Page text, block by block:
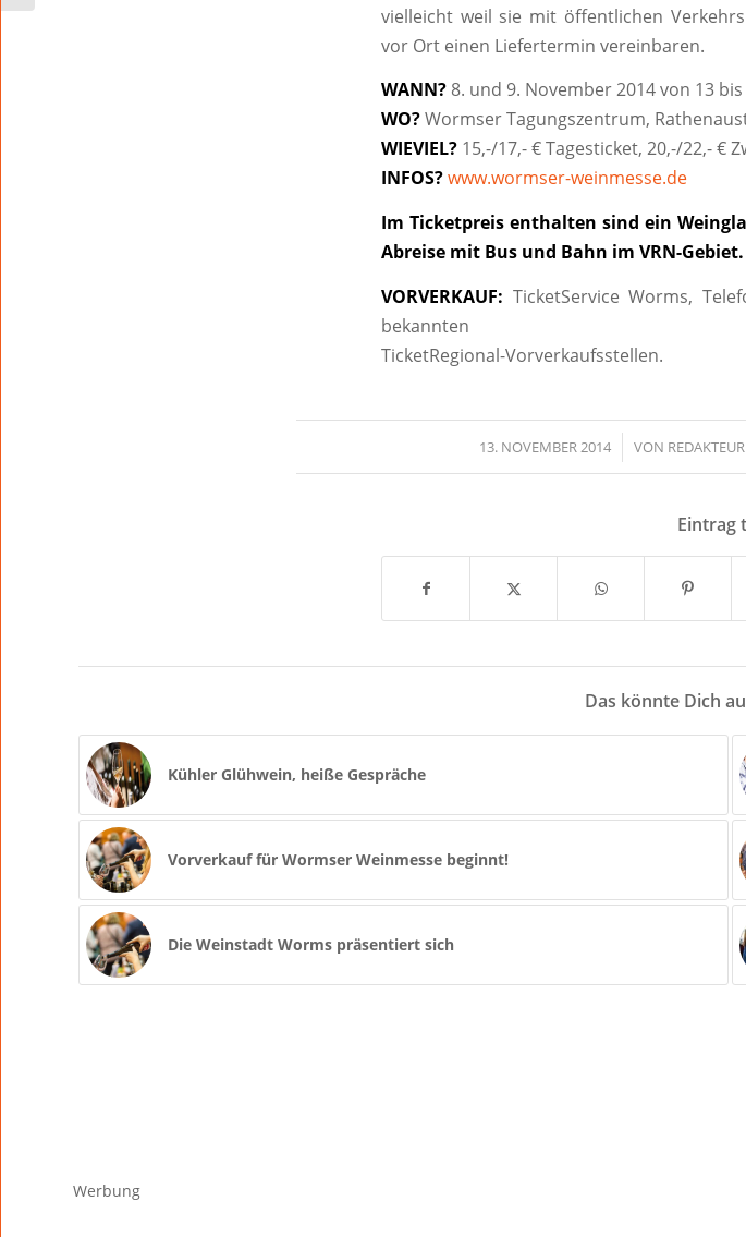
vielleicht weil sie mit öffentlichen
vor Ort einen Liefertermin vereinbaren.
WANN? 8. und 9. November 2014 von 13
WO?Wormser Tagungszentrum,
WIEVIEL? 15,-/17,- € Tagesticket, 20,-/22,- €
INFOS?www.wormser-weinmesse.de
Im Ticketpreis enthalten sind ein
Abreise mit Bus und Bahn im VRN-Gebiet.
VORVERKAUF: TicketService Worms,
bekannten
TicketRegional-Vorverkaufsstellen.
13. NOVEMBER 2014
/ VON REDAKTEUR
Eintrag
Das könnte Dich
Kühler Glühwein, heiße Gespräche
Vorverkauf für Wormser Weinmesse beginnt!
Die Weinstadt Worms präsentiert sich
Werbung